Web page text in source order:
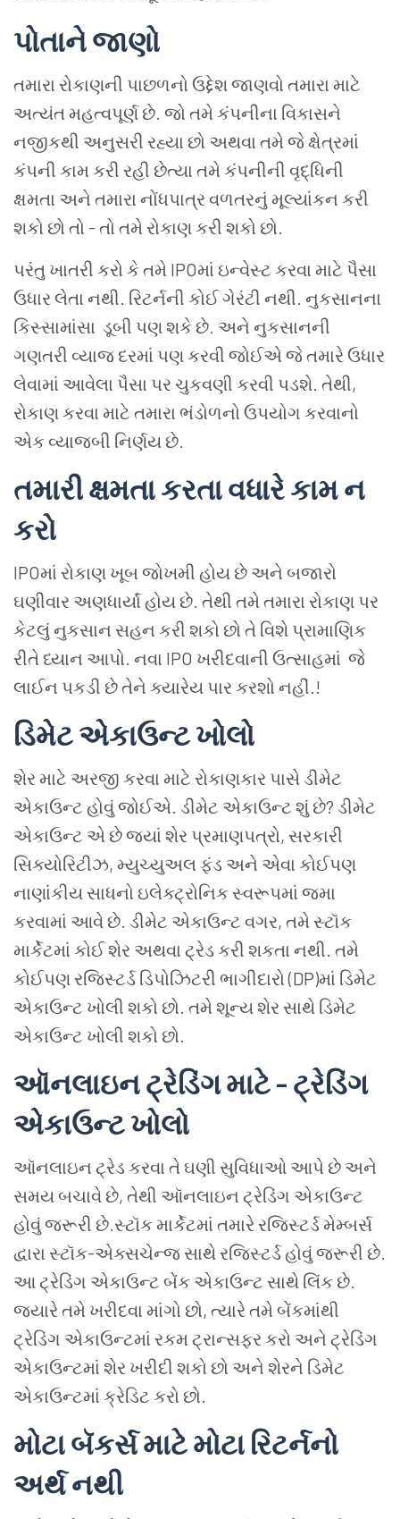
પોતાનેજાણો
તમારા રોકાણની પાછળનો ઉદ્દેશજાણવો તમારા માટે
અત્યંતમહત્વપૂર્ણ છે. જો તમેકંપનીના વિકાસને
નજીકથી અનુસરી રહ્યા છો અથવા તમેજે ક્ષેત્રમાં
કંપની કામકરી રહી છેત્યા તમેકંપનીની વૃદ્ધિની
ક્ષમતા અને તમારા નોંધપાત્રવળતરનું મૂલ્યાંકન કરી
શકો છો તો - તો તમે રોકાણકરી શકો છો.
પરંતુખાતરી કરો કેતમે IPOમાં ઇન્વેસ્ટ કરવા માટે પૈસા
ઉધારલેતા નથી. રિટર્નની કોઈગેરંટી નથી. નુકસાનના
કિસ્સામાંસા ડૂબી પણ શકે છે. અને નુકસાનની
ગણતરી વ્યાજદરમાં પણકરવી જોઈએજેતમારેઉધાર
લેવામાં આવેલા પૈસા પરચુકવણી કરવી પડશે. તેથી,
રોકાણકરવા માટે તમારા ભંડોળનો ઉપયોગ કરવાનો
એકવ્યાજબી નિર્ણય છે.
તમારી ક્ષમતા કરતા વધારેકામન
કરો
IPOમાં રોકાણખૂબજોખમી હોય છે અને બજારો
ઘણીવાર અણધાર્યાંહોય છે. તેથી તમેતમારા રોકાણ પર
કેટલુંનુકસાન સહન કરી શકો છો તે વિશે પ્રામાણિક
રીતેધ્યાન આપો. નવા IPO ખરીદવાની ઉત્સાહમાં જે
લાઈન પકડી છે તેને ક્યારેય પાર કરશો નહીં.!
ડિમેટએકાઉન્ટખોલો
શેરમાટે અરજી કરવા માટે રોકાણકાર પાસે ડીમેટ
એકાઉન્ટ હોવુંજોઈએ. ડીમેટ એકાઉન્ટ શું છે? ડીમેટ
એકાઉન્ટ એ છેજ્યાં શેર પ્રમાણપત્રો, સરકારી
સિક્યોરિટીઝ, મ્યુચ્યુઅલફંડ અને એવા કોઈપણ
નાણાંકીય સાધનો ઇલેક્ટ્રોનિક સ્વરૂપમાં જમા
કરવામાં આવે છે. ડીમેટ એકાઉન્ટ વગર, તમે સ્ટૉક
માર્કેટમાં કોઈશેર અથવા ટ્રેડકરી શકતા નથી. તમે
કોઈપણ રજિસ્ટર્ડ ડિપોઝિટરી ભાગીદારો(DP)માં ડિમેટ
એકાઉન્ટ ખોલી શકો છો. તમેશૂન્યશેર સાથે ડિમેટ
એકાઉન્ટ ખોલી શકો છો.
ઑનલાઇનટ્રેડિંગમાટે- ટ્રેડિંગ
એકાઉન્ટખોલો
ઑનલાઇન ટ્રેડકરવા તેઘણી સુવિધાઓ આપે છે અને
સમયબચાવે છે, તેથી ઑનલાઇન ટ્રેડિંગ એકાઉન્ટ
હોવુંજરૂરી છે.સ્ટૉકમાર્કેટમાં તમારે રજિસ્ટર્ડમેમ્બર્સ
દ્વારા સ્ટૉક-એક્સચેન્જ સાથે રજિસ્ટર્ડહોવુંજરૂરી છે.
આટ્રેડિંગ એકાઉન્ટ બેંક એકાઉન્ટ સાથે લિંક છે.
જ્યારેતમેખરીદવા માંગો છો, ત્યારેતમેબેંકમાંથી
ટ્રેડિંગ એકાઉન્ટમાં રકમટ્રાન્સફરકરો અને ટ્રેડિંગ
એકાઉન્ટમાં શેરખરીદી શકો છો અને શેરને ડિમેટ
એકાઉન્ટમાં ક્રેડિટ કરો છો.
મોટાબૅકર્સમાટેમોટા રિટર્નનો
અર્થનથી